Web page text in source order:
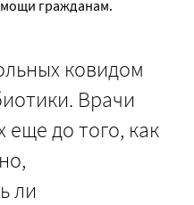
гражданам.
ковидом
Врачи
еще до того, как
ли